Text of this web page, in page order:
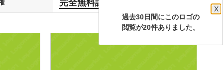
過去30日間にこのロゴの
X
閲覧が20件ありました。